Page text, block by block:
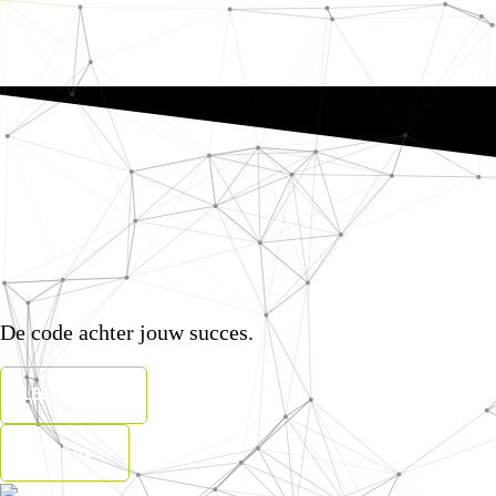
Wij
De code achter jouw succes.
LEES VERDER
CONTACT